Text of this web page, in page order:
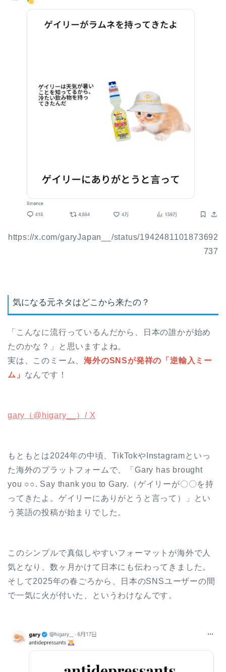
https://x.com/garyJapan__/status/1942481101873692
737
気になる元ネタはどこから来たの？
「こんなに流行っているんだから、日本の誰かが始め
たのかな？」と思いますよね。
実は、このミーム、海外のSNSが発祥の「逆輸入ミー
ム」 なんです！
gary（@higary__）/ X
もともとは2024年の中頃、TikTokやInstagramといっ
た海外のプラットフォームで、「Gary has brought
you ○○. Say thank you to Gary.（ゲイリーが〇〇を持
ってきたよ。ゲイリーにありがとうと言って）」とい
う英語の投稿が始まりでした。
このシンプルで真似しやすいフォーマットが海外で人
気となり、数ヶ月かけて日本にも伝わってきました。
そして2025年の春ごろから、日本のSNSユーザーの間
で一気に火が付いた、というわけなんです。